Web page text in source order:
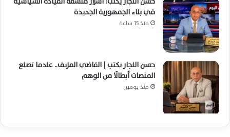
في بناء الجمهورية الجديدة
منذ 15 ساعة
حسن النجار يكتب | القاضي المزيف.. عندما تصنع
المنصات أبطالًا من الوهم
منذ يومين